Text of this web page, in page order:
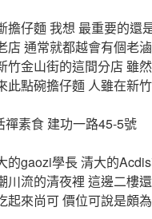
擔仔麵 我想 最重要的還
店 通常就都越會有個老
竹金山街的這間分店 雖
此點碗擔仔麵 人雖在新
禪素食 建功一路45-5號
的gaozi學長 清大的
川流的清夜裡 這邊二樓
起來尚可 價位可說是頗